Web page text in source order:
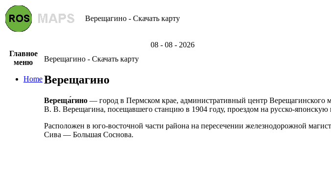
Верещагино - Скачать карту
08 - 08 - 2026
Главное
меню
Home
Верещагино - Скачать карту
Верещагино
Вереща́гино — город в Пермском крае, административный центр Верещагинского
В. В. Верещагина, посещавшего станцию в 1904 году, проездом на русско-японскую
Расположен в юго-восточной части района на пересечении железнодорожной
Сива — Большая Соснова.